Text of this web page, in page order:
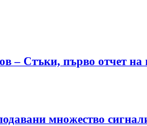
– Стъки, първо
множество